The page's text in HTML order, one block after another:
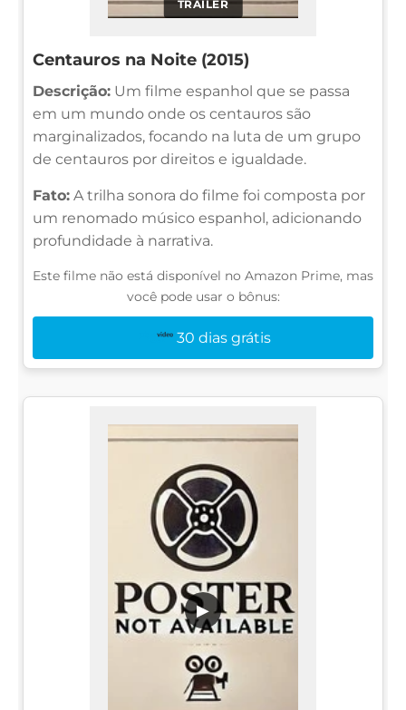
TRAILER
Centauros na Noite (2015)
Descrição: Um filme espanhol que se passa
em um mundo onde os centauros são
marginalizados, focando na luta de um grupo
de centauros por direitos e igualdade.
Fato: A trilha sonora do filme foi composta por
um renomado músico espanhol, adicionando
profundidade à narrativa.
Este filme não está disponível no Amazon Prime, mas
você pode usar o bônus:
30 dias grátis
▶